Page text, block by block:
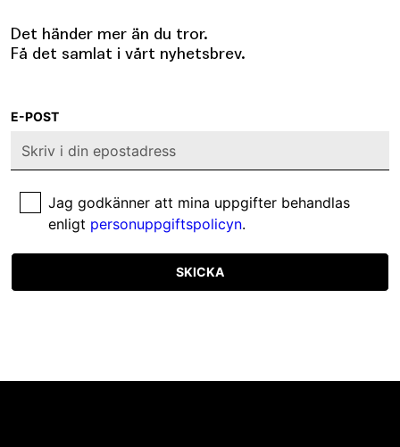
Det händer mer än du tror.
Få det samlat i vårt nyhetsbrev.
E-POST
Jag godkänner att mina uppgifter behandlas
enligt personuppgiftspolicyn.
SKICKA